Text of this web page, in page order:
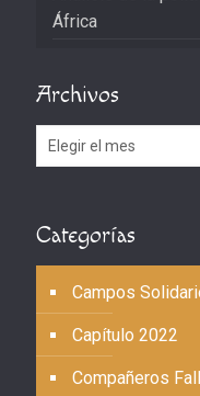
África
Archivos
Archivos
Categorías
Campos
Capítulo 2022
Compañeros